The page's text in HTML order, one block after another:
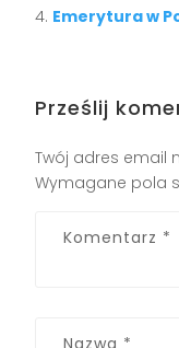
Emerytura w
Prześlij
Twój adres email
Wymagane pola